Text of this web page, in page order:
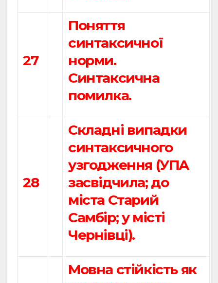
27
Поняття
синтаксичної
норми.
Синтаксична
помилка.
28
Складні випадки
синтаксичного
узгодження (УПА
засвідчила; до
міста Старий
Самбір; у місті
Чернівці).
Мовна стійкість як